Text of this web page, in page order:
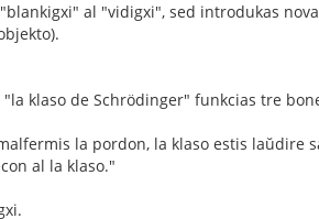
al "vidigxi", sed introdukas
klaso de Schrödinger" funkcias tre
la pordon, la klaso estis laŭdire
al la klaso."